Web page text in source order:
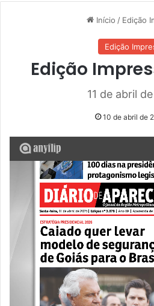
Início / Edição
Edição
Edição
11 de abril
10 de abril de